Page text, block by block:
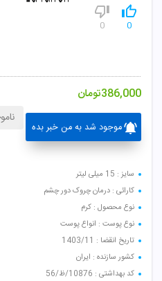
0
0
386,000تومان
موجود شد به من خبر بده
سایز : 15 میلی لیتر
کارائی : درمان چروک دور چشم
نوع محصول : کرم
نوع پوست : انواع پوست
تاریخ انقضا : 1403/11
کشور سازنده : ایران
کد بهداشتی : 10876/ظ/56